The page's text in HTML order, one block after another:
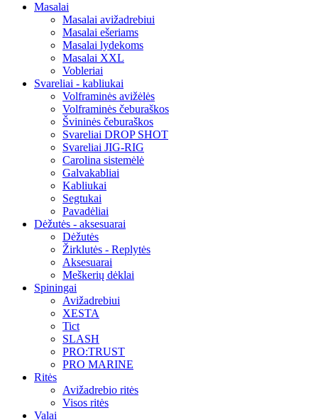
Masalai
Masalai avižadrebiui
Masalai ešeriams
Masalai lydekoms
Masalai XXL
Vobleriai
Svareliai - kabliukai
Volframinės avižėlės
Volframinės čeburaškos
Švininės čeburaškos
Svareliai DROP SHOT
Svareliai JIG-RIG
Carolina sistemėlė
Galvakabliai
Kabliukai
Segtukai
Pavadėliai
Dėžutės - aksesuarai
Dėžutės
Žirklutės - Replytės
Aksesuarai
Meškerių dėklai
Spiningai
Avižadrebiui
XESTA
Tict
SLASH
PRO:TRUST
PRO MARINE
Ritės
Avižadrebio ritės
Visos ritės
Valai